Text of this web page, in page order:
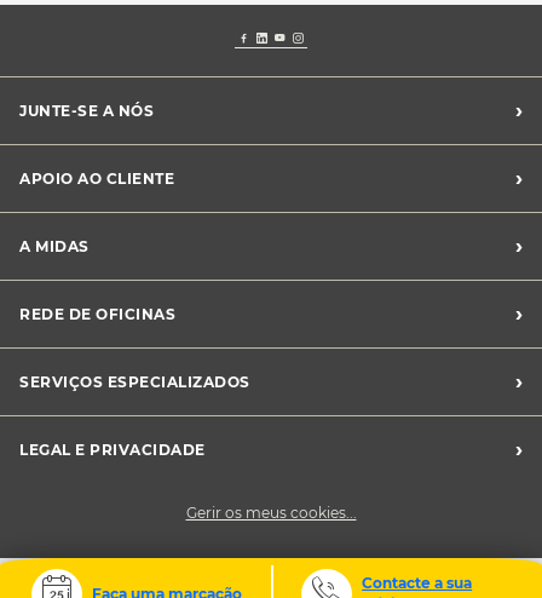
JUNTE-SE A NÓS ›
Franchising Midas
APOIO AO CLIENTE ›
Livro de Reclamações
Canal de Denúncias
Perguntas Frequentes
A MIDAS ›
Sustentabilidade
Notícias Midas
REDE DE OFICINAS ›
SERVIÇOS ESPECIALIZADOS
›
LEGAL E PRIVACIDADE
›
Cookies
Gerir os meus cookies...
Faça uma marcação
Contacte a sua